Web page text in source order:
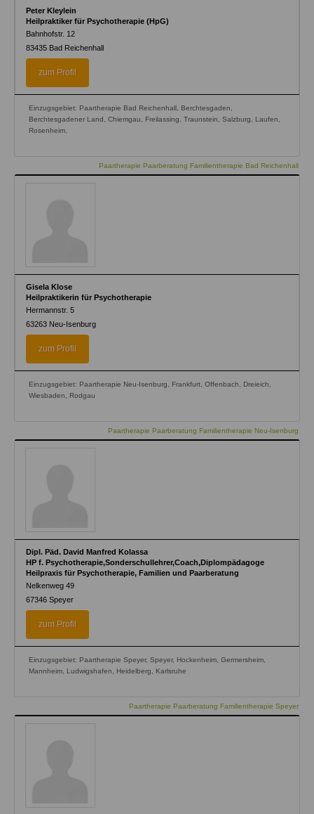
Peter Kleylein
Heilpraktiker für Psychotherapie (HpG)
Bahnhofstr. 12
83435 Bad Reichenhall
zum Profil
Einzugsgebiet: Paartherapie Bad Reichenhall, Berchtesgaden,
Berchtesgadener Land, Chiemgau, Freilassing, Traunstein, Salzburg, Laufen,
Rosenheim,
Paartherapie Paarberatung Familientherapie Bad Reichenhall
Gisela Klose
Heilpraktikerin für Psychotherapie
Hermannstr. 5
63263 Neu-Isenburg
zum Profil
Einzugsgebiet: Paartherapie Neu-Isenburg, Frankfurt, Offenbach, Dreieich,
Wiesbaden, Rodgau
Paartherapie Paarberatung Familientherapie Neu-Isenburg
Dipl. Päd. David Manfred Kolassa
HP f. Psychotherapie,Sonderschullehrer,Coach,Diplompädagoge
Heilpraxis für Psychotherapie, Familien und Paarberatung
Nelkenweg 49
67346 Speyer
zum Profil
Einzugsgebiet: Paartherapie Speyer, Speyer, Hockenheim, Germersheim,
Mannheim, Ludwigshafen, Heidelberg, Karlsruhe
Paartherapie Paarberatung Familientherapie Speyer